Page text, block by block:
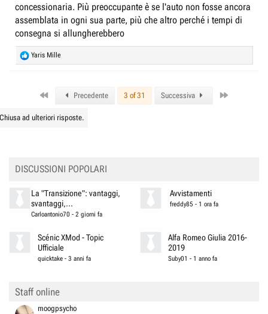
concessionaria. Più preoccupante è se l'auto non fosse ancora
assemblata in ogni sua parte, più che altro perché i tempi di
consegna si allungherebbero
R
e
o
Yaris Mille
Precedente 3 of 31 Successiva
ad ulteriori risposte.
DISCUSSIONI POPOLARI
La "Transizione": vantaggi,
svantaggi,...
Carloantonio70 - 2 giorni fa
Avvistamenti
freddy85 - 1 ora fa
Scénic XMod - Topic
Ufficiale
quicktake -3 anni fa
Alfa Romeo Giulia 2016-
2019
Suby01 - 1 anno fa
Staff online
moogpsycho